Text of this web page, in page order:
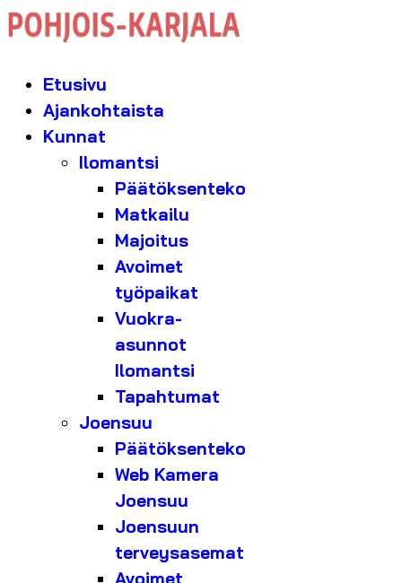
Etusivu
Ajankohtaista
Kunnat
Ilomantsi
Päätöksenteko
Matkailu
Majoitus
Avoimet
työpaikat
Vuokra-
asunnot
Ilomantsi
Tapahtumat
Joensuu
Päätöksenteko
Web Kamera
Joensuu
Joensuun
terveysasemat
Avoimet